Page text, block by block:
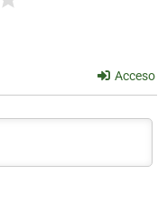
Acceso